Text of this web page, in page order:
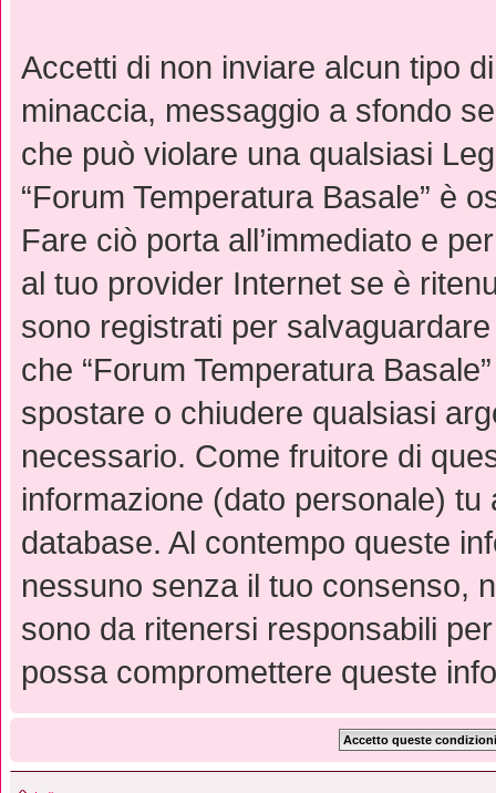
Accetti di non inviare alcun tipo
minaccia, messaggio a sfondo
che può violare una qualsiasi
“Forum Temperatura Basale” è
Fare ciò porta all’immediato e
al tuo provider Internet se è
sono registrati per
che “Forum Temperatura
spostare o chiudere qualsiasi
necessario. Come fruitore di
informazione (dato personale)
database. Al contempo queste
nessuno senza il tuo consenso,
sono da ritenersi responsabili
possa compromettere queste